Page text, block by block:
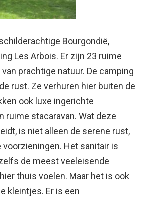
Bourgondië,
Les Arbois. Er zijn 23 ruime
prachtige natuur. De camping
rust. Ze verhuren hier buiten de
ook luxe ingerichte
ruime stacaravan. Wat deze
is niet alleen de serene rust,
voorzieningen. Het sanitair is
de meest veeleisende
thuis voelen. Maar het is ook
kleintjes. Er is een